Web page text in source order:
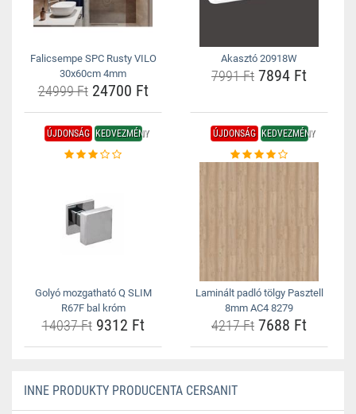
Falicsempe SPC Rusty VILO
30x60cm 4mm
24999 Ft24700 Ft
Akasztó 20918W
7991 Ft 7894 Ft
ÚJDONSÁG KEDVEZMÉNY
Golyó mozgatható Q SLIM
R67F bal króm
14037 Ft9312 Ft
ÚJDONSÁG KEDVEZMÉNY
Laminált padló tölgy Pasztell
8mm AC4 8279
4217 Ft 7688 Ft
INNE PRODUKTY PRODUCENTA CERSANIT